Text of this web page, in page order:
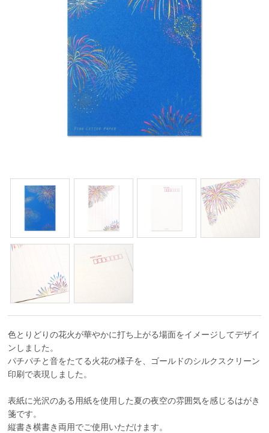
色とりどりの花火が華やかに打ち上がる場面をイメージしてデザイ
ンしました。
パチパチと音をたてる火花の様子を、ゴールドのシルクスクリーン
印刷で表現しました。
表紙に光沢のある用紙を使用した夏の夜空の雰囲気を感じるはがき
箋です。
縦書き横書き両用でご使用いただけます。